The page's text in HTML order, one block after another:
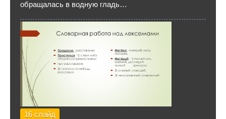
обращалась в водную гладь…
16 слайд